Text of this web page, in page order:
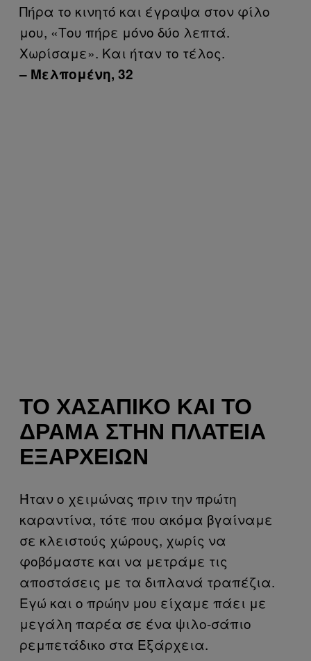
Πήρα το κινητό και έγραψα στον φίλο
μου, «Του πήρε μόνο δύο λεπτά.
Χωρίσαμε». Και ήταν το τέλος.
– Μελπομένη, 32
ΤΟ ΧΑΣΆΠΙΚΟ ΚΑΙ ΤΟ
ΔΡΆΜΑ ΣΤΗΝ ΠΛΑΤΕΊΑ
ΕΞΑΡΧΕΊΩΝ
Ήταν ο χειμώνας πριν την πρώτη
καραντίνα, τότε που ακόμα βγαίναμε
σε κλειστούς χώρους, χωρίς να
φοβόμαστε και να μετράμε τις
αποστάσεις με τα διπλανά τραπέζια.
Εγώ και ο πρώην μου είχαμε πάει με
μεγάλη παρέα σε ένα ψιλο-σάπιο
ρεμπετάδικο στα Εξάρχεια.